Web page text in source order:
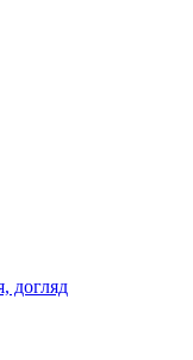
догляд